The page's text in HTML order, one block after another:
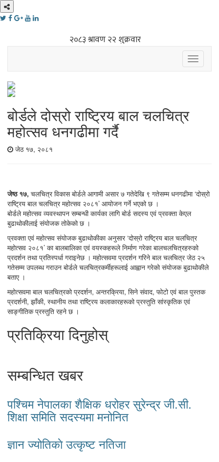
Toggle
बोर्डले दोस्रो राष्ट्रिय बाल चलचित्र
महोत्सव धनगढीमा गर्दै
जेठ १७, २०८१
जेष्ठ १७, चलचित्र विकास बोर्डले आगामी असार ७ गतेदेखि ९ गतेसम्म धनगढीमा ‘दोस्रो
राष्ट्रिय बाल चलचित्र महोत्सव २०८१’ आयोजन गर्ने भएको छ ।
बोर्डले महोत्सव व्यवस्थापन सम्बन्धी कार्यका लागि बोर्ड सदस्य एवं प्रवक्ता केएल
बुढाथोकीलाई संयोजक तोकेको छ ।
प्रवक्ता एवं महोत्सव संयोजक बुढाथोकीका अनुसार ‘दोस्रो राष्ट्रिय बाल चलचित्र
महोत्सव २०८१’ का बालबालिका एवं वयस्कहरूले निर्माण गरेका बालचलचित्रहरुको
प्रदर्शन तथा प्रतिस्पर्धा गराइनेछ । महोत्सवमा प्रदर्शन गरिने बाल चलचित्र जेठ २५
गतेसम्म उपलब्ध गराउन बोर्डले चलचित्रकर्मीहरूलाई आह्वान गरेको संयोजक बुढाथोकीले
बताए ।
महोत्सवमा बाल चलचित्रको प्रदर्शन, अन्तरक्रिया, सिने संवाद, फोटो एवं बाल पुस्तक
प्रदर्शनी, झाँकी, स्थानीय तथा राष्ट्रिय कलाकारहरूको प्रस्तुति सांस्कृतिक एवं
साङ्गीतिक प्रस्तुति रहने छ ।
प्रतिक्रिया दिनुहोस्
सम्बन्धित खबर
पश्चिम नेपालका शैक्षिक धरोहर सुरेन्द्र जी.सी.
शिक्षा समिति सदस्यमा मनोनित
ज्ञान ज्योतिकाे उत्कृष्ट नतिजा